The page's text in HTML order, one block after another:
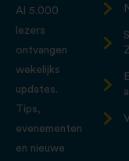
Al 5.000
lezers
ontvangen
wekelijks
updates.
Tips,
evenementen
en nieuwe